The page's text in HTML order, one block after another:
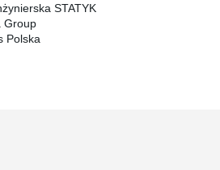
STATYK
Group
Polska